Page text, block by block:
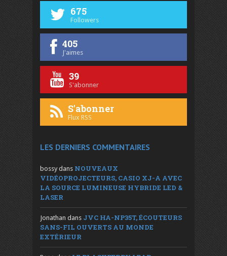
675
Followers
405
J'aimes
39
S'abonner
S'abonner
Flux RSS
LES DERNIERS COMMENTAIRES
bossy dans NOUVEAUX
VIDÉOPROJECTEURS, CASIO XJ-A AVEC
LA SOURCE LUMINEUSE HYBRIDE LED &
LASER
Jonathan dans JVC HA-NP35T, ÉCOUTEURS
SANS-FIL OUVERTS AU MONDE
EXTÉRIEUR